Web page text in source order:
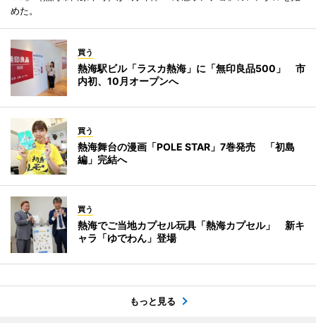
めた。
買う
熱海駅ビル「ラスカ熱海」に「無印良品500」 市
内初、10月オープンへ
買う
熱海舞台の漫画「POLE STAR」7巻発売 「初島
編」完結へ
買う
熱海でご当地カプセル玩具「熱海カプセル」 新キ
ャラ「ゆでわん」登場
もっと見る